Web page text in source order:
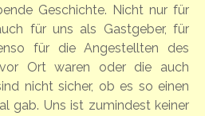
Geschichte. Nicht nur für
für uns als Gastgeber, für
für die Angestellten des
vor Ort waren oder die auch
nicht sicher, ob es so einen
gab. Uns ist zumindest keiner